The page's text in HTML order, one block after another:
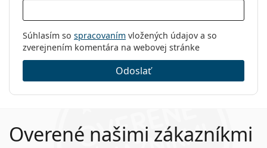
Súhlasím so spracovaním vložených údajov a so
zverejnením komentára na webovej stránke
Odoslať
Overené našimi zákazníkmi